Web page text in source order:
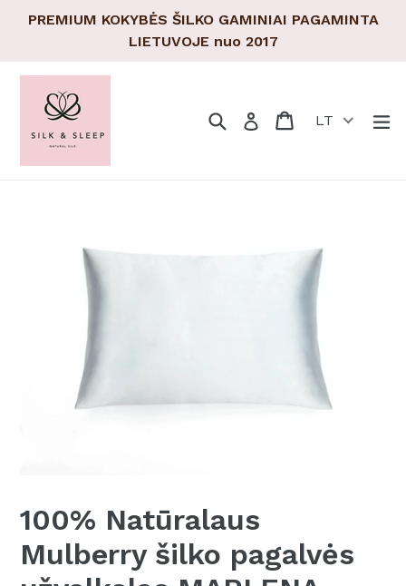
PREMIUM KOKYBĖS ŠILKO GAMINIAI PAGAMINTA
LIETUVOJE nuo 2017
PaieškaPrisijungti
Pirkinių
Pirkinių
LT
100% Natūralaus
Mulberry šilko pagalvės